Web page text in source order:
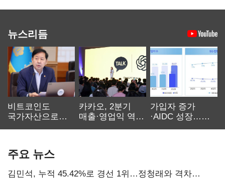
뉴스리듬
비트코인도
국가자산으로…'
카카오, 2분기
매출·영업익 역대
가입자 증가
·AIDC 성장…
주요 뉴스
김민석, 누적 45.42%로 경선 1위…정청래와 격차